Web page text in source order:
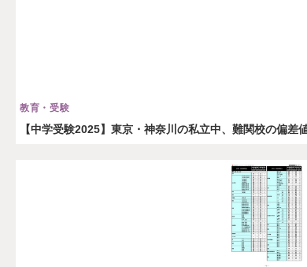
【中学受験2025】東京・神奈川の私立中、難関校の偏差
教育・受験